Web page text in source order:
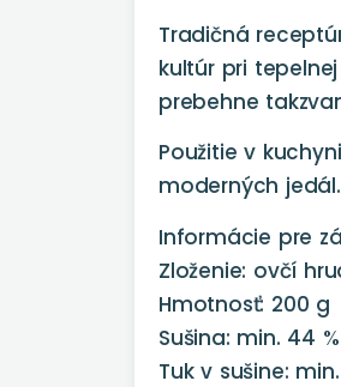
Tradičná
kultúr pri
prebehne
Použitie v
moderných
Informácie pre
Zloženie: ovčí
Hmotnosť: 200 g
Sušina: min. 44 %
Tuk v sušine: